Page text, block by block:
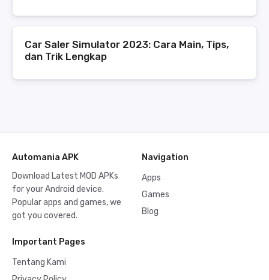
Car Saler Simulator 2023: Cara Main, Tips,
dan Trik Lengkap
Automania APK
Download Latest MOD APKs
for your Android device.
Popular apps and games, we
got you covered.
Navigation
Apps
Games
Blog
Important Pages
Tentang Kami